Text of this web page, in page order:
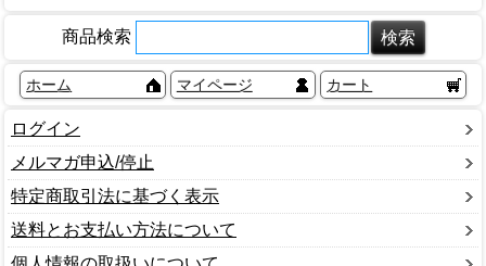
商品検索
ホーム マイページ カート
ログイン
メルマガ申込/停止
特定商取引法に基づく表示
送料とお支払い方法について